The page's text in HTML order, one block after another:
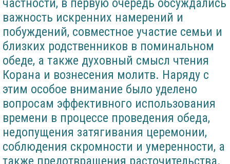
частности, в первую очередь обсуждались
важность искренних намерений и
побуждений, совместное участие семьи и
близких родственников в поминальном
обеде, а также духовный смысл чтения
Корана и вознесения молитв. Наряду с
этим особое внимание было уделено
вопросам эффективного использования
времени в процессе проведения обеда,
недопущения затягивания церемонии,
соблюдения скромности и умеренности, а
также предотвращения расточительства.